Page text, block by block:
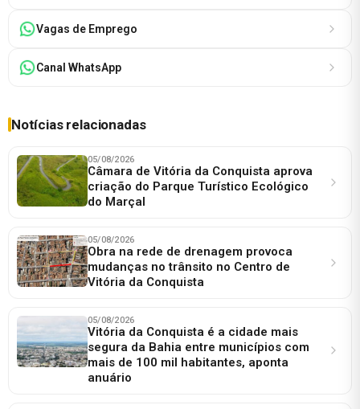
Vagas de Emprego
Canal WhatsApp
Notícias relacionadas
05/08/2026
Câmara de Vitória da Conquista aprova
criação do Parque Turístico Ecológico
do Marçal
05/08/2026
Obra na rede de drenagem provoca
mudanças no trânsito no Centro de
Vitória da Conquista
05/08/2026
Vitória da Conquista é a cidade mais
segura da Bahia entre municípios com
mais de 100 mil habitantes, aponta
anuário